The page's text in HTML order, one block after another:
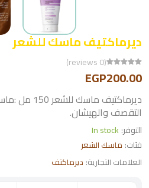
ديرماكتيف ماسك للشعر
(0 reviews)
EGP200.00
ديرماكتيف
التقصف والهيشان.
التوفر: In stock
فئات: ماسك الشعر
العلامات التجارية: ديرماكتف